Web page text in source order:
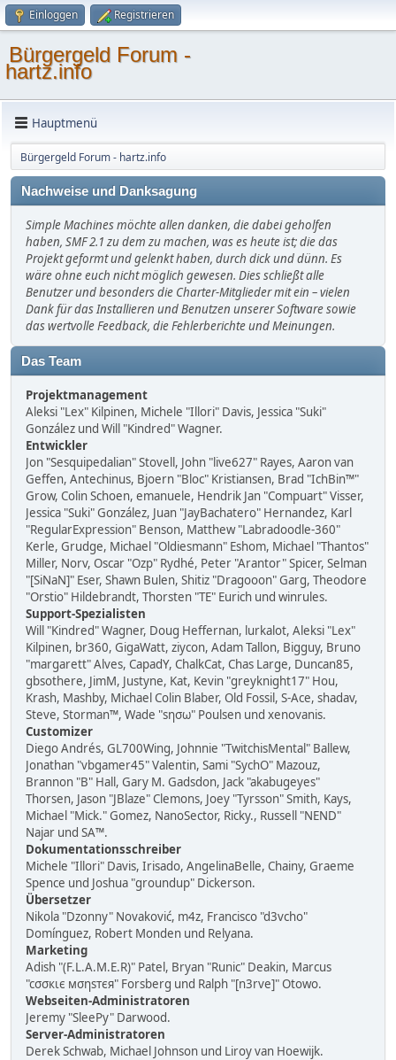
Einloggen Registrieren
Bürgergeld Forum -
hartz.info
Hauptmenü
Bürgergeld Forum - hartz.info
Nachweise und Danksagung
Simple Machines möchte allen danken, die dabei geholfen
haben, SMF 2.1 zu dem zu machen, was es heute ist; die das
Projekt geformt und gelenkt haben, durch dick und dünn. Es
wäre ohne euch nicht möglich gewesen. Dies schließt alle
Benutzer und besonders die Charter-Mitglieder mit ein – vielen
Dank für das Installieren und Benutzen unserer Software sowie
das wertvolle Feedback, die Fehlerberichte und Meinungen.
Das Team
Projektmanagement
Aleksi "Lex" Kilpinen, Michele "Illori" Davis, Jessica "Suki"
González und Will "Kindred" Wagner.
Entwickler
Jon "Sesquipedalian" Stovell, John "live627" Rayes, Aaron van
Geffen, Antechinus, Bjoern "Bloc" Kristiansen, Brad "IchBin™"
Grow, Colin Schoen, emanuele, Hendrik Jan "Compuart" Visser,
Jessica "Suki" González, Juan "JayBachatero" Hernandez, Karl
"RegularExpression" Benson, Matthew "Labradoodle-360"
Kerle, Grudge, Michael "Oldiesmann" Eshom, Michael "Thantos"
Miller, Norv, Oscar "Ozp" Rydhé, Peter "Arantor" Spicer, Selman
"[SiNaN]" Eser, Shawn Bulen, Shitiz "Dragooon" Garg, Theodore
"Orstio" Hildebrandt, Thorsten "TE" Eurich und winrules.
Support-Spezialisten
Will "Kindred" Wagner, Doug Heffernan, lurkalot, Aleksi "Lex"
Kilpinen, br360, GigaWatt, ziycon, Adam Tallon, Bigguy, Bruno
"margarett" Alves, CapadY, ChalkCat, Chas Large, Duncan85,
gbsothere, JimM, Justyne, Kat, Kevin "greyknight17" Hou,
Krash, Mashby, Michael Colin Blaber, Old Fossil, S-Ace, shadav,
Steve, Storman™, Wade "sησω" Poulsen und xenovanis.
Customizer
Diego Andrés, GL700Wing, Johnnie "TwitchisMental" Ballew,
Jonathan "vbgamer45" Valentin, Sami "SychO" Mazouz,
Brannon "B" Hall, Gary M. Gadsdon, Jack "akabugeyes"
Thorsen, Jason "JBlaze" Clemons, Joey "Tyrsson" Smith, Kays,
Michael "Mick." Gomez, NanoSector, Ricky., Russell "NEND"
Najar und SA™.
Dokumentationsschreiber
Michele "Illori" Davis, Irisado, AngelinaBelle, Chainy, Graeme
Spence und Joshua "groundup" Dickerson.
Übersetzer
Nikola "Dzonny" Novaković, m4z, Francisco "d3vcho"
Domínguez, Robert Monden und Relyana.
Marketing
Adish "(F.L.A.M.E.R)" Patel, Bryan "Runic" Deakin, Marcus
"cσσкιє мσηѕтєя" Forsberg und Ralph "[n3rve]" Otowo.
Webseiten-Administratoren
Jeremy "SleePy" Darwood.
Server-Administratoren
Derek Schwab, Michael Johnson und Liroy van Hoewijk.